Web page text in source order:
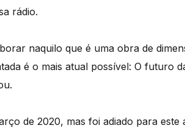
rádio.
naquilo que é uma obra de
é o mais atual possível: O futuro
de 2020, mas foi adiado para este